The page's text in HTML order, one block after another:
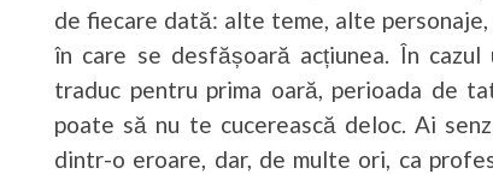
de fiecare dată: alte teme, alte
în care se desfășoară acțiunea. În
traduc pentru prima oară, perioada de
poate să nu te cucerească deloc. Ai
dintr-o eroare, dar, de multe ori, ca